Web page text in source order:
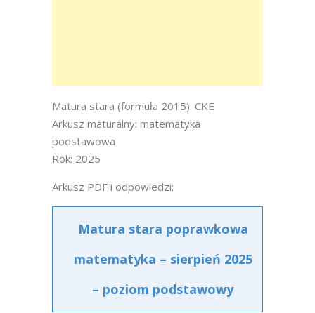
Matura stara (formuła 2015): CKE
Arkusz maturalny: matematyka
podstawowa
Rok: 2025
Arkusz PDF i odpowiedzi:
Matura stara poprawkowa
matematyka – sierpień 2025
– poziom podstawowy